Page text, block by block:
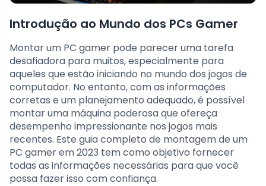
Introdução ao Mundo dos PCs Gamer
Montar um PC gamer pode parecer uma tarefa
desafiadora para muitos, especialmente para
aqueles que estão iniciando no mundo dos jogos de
computador. No entanto, com as informações
corretas e um planejamento adequado, é possível
montar uma máquina poderosa que ofereça
desempenho impressionante nos jogos mais
recentes. Este guia completo de montagem de um
PC gamer em 2023 tem como objetivo fornecer
todas as informações necessárias para que você
possa fazer isso com confiança.